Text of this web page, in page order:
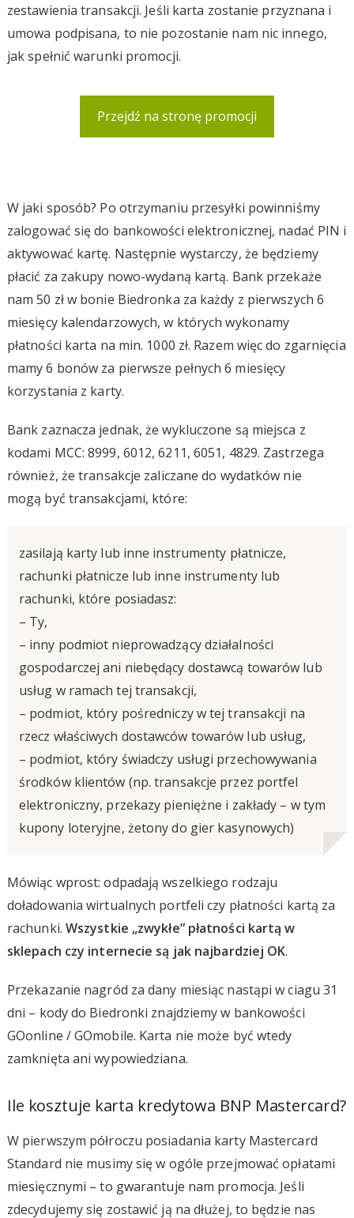
zestawienia transakcji. Jeśli karta zostanie przyznana i
umowa podpisana, to nie pozostanie nam nic innego,
jak spełnić warunki promocji.
Przejdź na stronę promocji
W jaki sposób? Po otrzymaniu przesyłki powinniśmy
zalogować się do bankowości elektronicznej, nadać PIN i
aktywować kartę. Następnie wystarczy, że będziemy
płacić za zakupy nowo-wydaną kartą. Bank przekaże
nam 50 zł w bonie Biedronka za każdy z pierwszych 6
miesięcy kalendarzowych, w których wykonamy
płatności karta na min. 1000 zł. Razem więc do zgarnięcia
mamy 6 bonów za pierwsze pełnych 6 miesięcy
korzystania z karty.
Bank zaznacza jednak, że wykluczone są miejsca z
kodami MCC: 8999, 6012, 6211, 6051, 4829. Zastrzega
również, że transakcje zaliczane do wydatków nie
mogą być transakcjami, które:
zasilają karty lub inne instrumenty płatnicze,
rachunki płatnicze lub inne instrumenty lub
rachunki, które posiadasz:
– Ty,
– inny podmiot nieprowadzący działalności
gospodarczej ani niebędący dostawcą towarów lub
usług w ramach tej transakcji,
– podmiot, który pośredniczy w tej transakcji na
rzecz właściwych dostawców towarów lub usług,
– podmiot, który świadczy usługi przechowywania
środków klientów (np. transakcje przez portfel
elektroniczny, przekazy pieniężne i zakłady – w tym
kupony loteryjne, żetony do gier kasynowych)
Mówiąc wprost: odpadają wszelkiego rodzaju
doładowania wirtualnych portfeli czy płatności kartą za
rachunki. Wszystkie „zwykłe” płatności kartą w
sklepach czy internecie są jak najbardziej OK.
Przekazanie nagród za dany miesiąc nastąpi w ciagu 31
dni – kody do Biedronki znajdziemy w bankowości
GOonline / GOmobile. Karta nie może być wtedy
zamknięta ani wypowiedziana.
Ile kosztuje karta kredytowa BNP Mastercard?
W pierwszym półroczu posiadania karty Mastercard
Standard nie musimy się w ogóle przejmować opłatami
miesięcznymi – to gwarantuje nam promocja. Jeśli
zdecydujemy się zostawić ją na dłużej, to będzie nas